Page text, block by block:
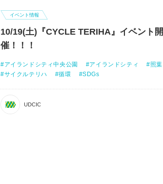
イベント情報
10/19(土)『CYCLE TERIHA』イベント開
催！！！
アイランドシティ中央公園 アイランドシティ 照葉
サイクルテリハ
循環 SDGs
UDCIC